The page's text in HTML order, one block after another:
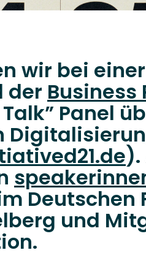
wir bei
der
Panel
Deutschen
und